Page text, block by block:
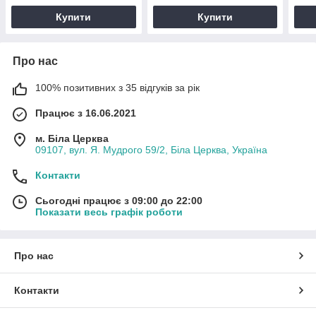
Купити Купити
Про нас
100% позитивних з 35 відгуків за рік
Працює з 16.06.2021
м. Біла Церква
09107, вул. Я. Мудрого 59/2, Біла Церква, Україна
Контакти
Сьогодні працює з 09:00 до 22:00
Показати весь графік роботи
Про нас
Контакти